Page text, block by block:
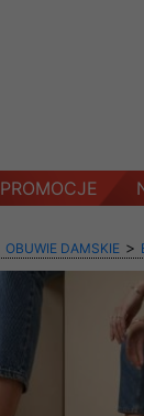
PROMOCJE
OBUWIE DAMSKIE >